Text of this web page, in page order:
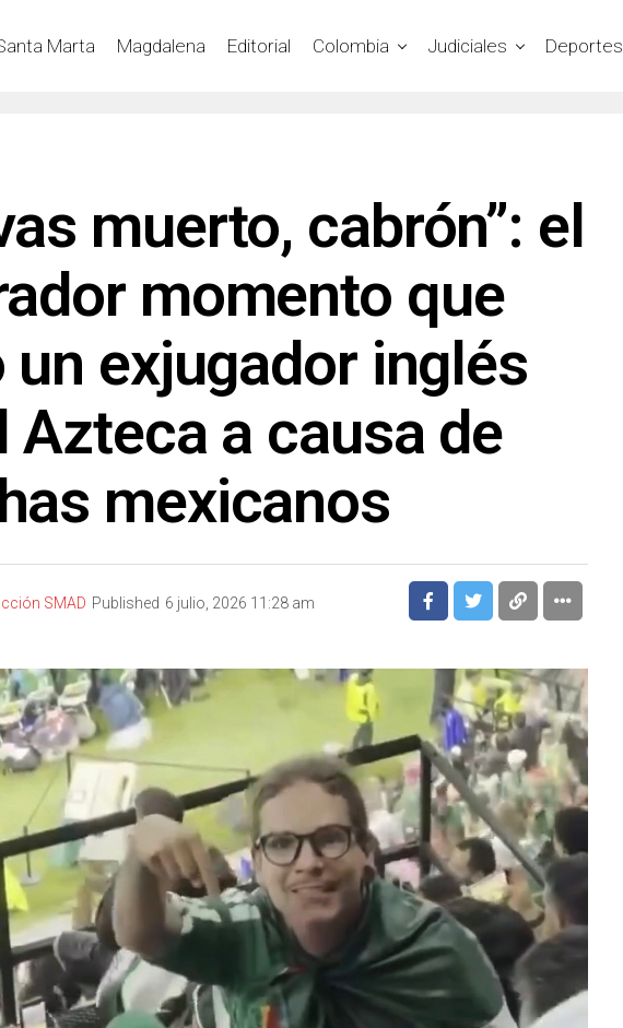
Marta Magdalena Editorial Colombia Judiciales Deportes
muerto, cabrón”: el
momento que
un exjugador inglés
Azteca a causa de
mexicanos
SMAD Published 6 julio, 2026 11:28 am